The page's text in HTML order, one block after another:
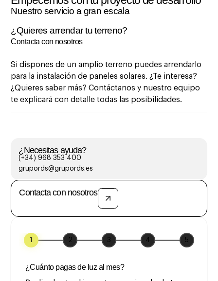
Nuestro servicio a gran escala
¿Quieres arrendar tu terreno?
Contacta con nosotros
Si dispones de un amplio terreno puedes arrendarlo
para la instalación de paneles solares. ¿Te interesa?
¿Quieres saber más? Contáctanos y nuestro equipo
te explicará con detalle todas las posibilidades.
¿Necesitas ayuda?
(+34) 968 353 400
grupords@grupords.es
Contacta con nosotros
1 2 3 4 5
¿Cuánto pagas de luz al mes?